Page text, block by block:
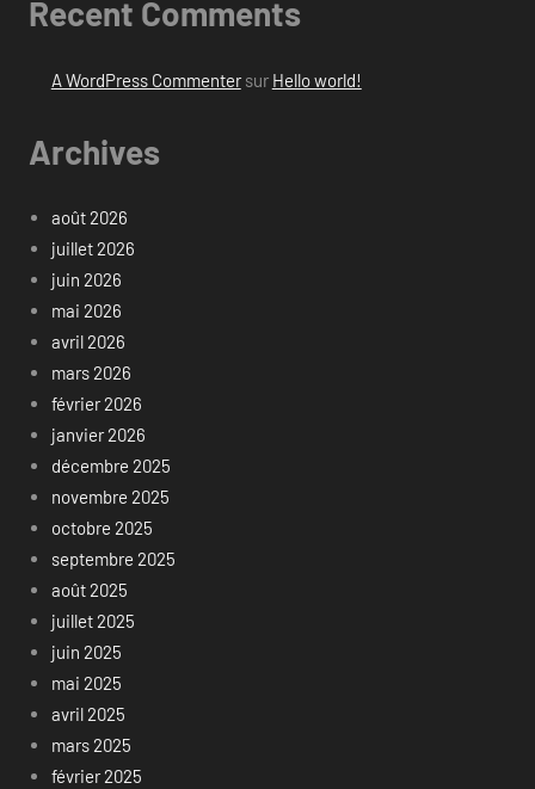
Recent Comments
A WordPress Commentersur Hello world!
Archives
août 2026
juillet 2026
juin 2026
mai 2026
avril 2026
mars 2026
février 2026
janvier 2026
décembre 2025
novembre 2025
octobre 2025
septembre 2025
août 2025
juillet 2025
juin 2025
mai 2025
avril 2025
mars 2025
février 2025